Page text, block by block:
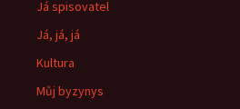
Já spisovatel
Já, já, já
Kultura
Můj byzynys